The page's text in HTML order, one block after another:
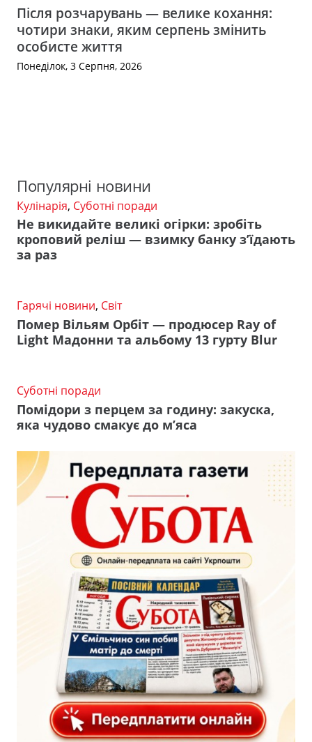
Після розчарувань — велике кохання:
чотири знаки, яким серпень змінить
особисте життя
Понеділок, 3 Серпня, 2026
Популярні новини
Кулінарія, Суботні поради
Не викидайте великі огірки: зробіть
кроповий реліш — взимку банку з’їдають
за раз
Гарячі новини, Світ
Помер Вільям Орбіт — продюсер Ray of
Light Мадонни та альбому 13 гурту Blur
Суботні поради
Помідори з перцем за годину: закуска,
яка чудово смакує до м’яса